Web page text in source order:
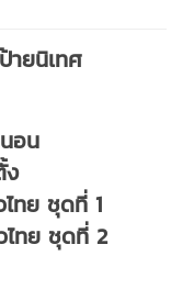
ายนิเทศ
อน
ง
ทย ชุดที่ 1
ไทย ชุดที่ 2